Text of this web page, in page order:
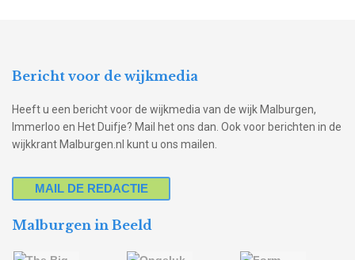
Bericht voor de wijkmedia
Heeft u een bericht voor de wijkmedia van de wijk Malburgen,
Immerloo en Het Duifje? Mail het ons dan. Ook voor berichten in de
wijkkrant Malburgen.nl kunt u ons mailen.
MAIL DE REDACTIE
Malburgen in Beeld